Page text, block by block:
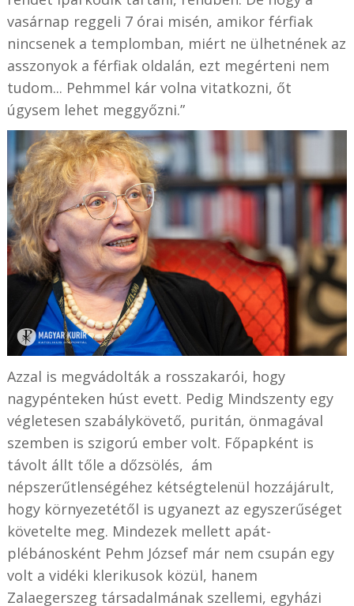
vasárnap reggeli 7 órai misén, amikor férfiak
nincsenek a templomban, miért ne ülhetnének az
asszonyok a férfiak oldalán, ezt megérteni nem
tudom... Pehmmel kár volna vitatkozni, őt
úgysem lehet meggyőzni.”
Azzal is megvádolták a rosszakarói, hogy
nagypénteken húst evett. Pedig Mindszenty egy
végletesen szabálykövető, puritán, önmagával
szemben is szigorú ember volt. Főpapként is
távolt állt tőle a dőzsölés, ám
népszerűtlenségéhez kétségtelenül hozzájárult,
hogy környezetétől is ugyanezt az egyszerűséget
követelte meg. Mindezek mellett apát-
plébánosként Pehm József már nem csupán egy
volt a vidéki klerikusok közül, hanem
Zalaegerszeg társadalmának szellemi, egyházi